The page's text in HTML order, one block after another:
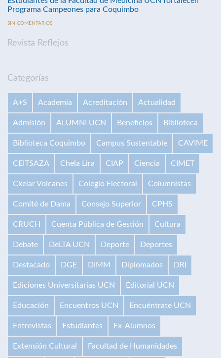
Programa Campeones para Coquimbo
SIN COMENTARIOS
Revista Reflejos
Categorías
A+S Academia Acreditación Actualidad
Admisión ALUMNI UCN Beneficios Biblioteca
Biblioteca Coquimbo Campus Sustentable CAVIME
CEITSAZA Chela Lira CIAP Ciencia CIMET
Ckelar Volcanes Colegio Electoral Columnistas
Comité de Dama Consejo Superior CPHS
CRUCH Cuenta Pública de Gestión Cultura
Debate DeLTA UCN Deporte Deportes
Destacado DGE DIMM Diplomados DRI
Ediciones Universitarias UCN Editorial UCN
Educación Encuentros UCN Encuéntrate UCN
Entrevistas Estudiantes Ex-Alumnos
Extensión Cultural Facultad de Humanidades